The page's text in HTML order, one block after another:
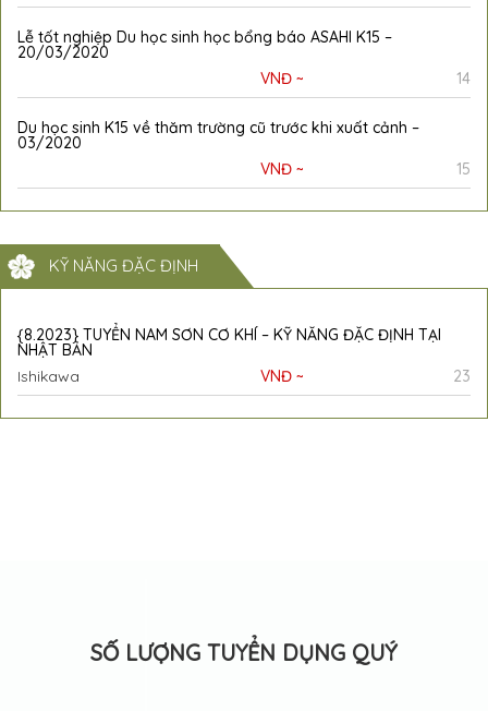
Lễ tốt nghiệp Du học sinh học bổng báo ASAHI K15 –
20/03/2020
VNĐ ~
14
Du học sinh K15 về thăm trường cũ trước khi xuất cảnh –
03/2020
VNĐ ~
15
KỸ NĂNG ĐẶC ĐỊNH
{8.2023} TUYỂN NAM SƠN CƠ KHÍ – KỸ NĂNG ĐẶC ĐỊNH TẠI
NHẬT BẢN
Ishikawa
VNĐ ~ 23
SỐ LƯỢNG TUYỂN DỤNG QUÝ